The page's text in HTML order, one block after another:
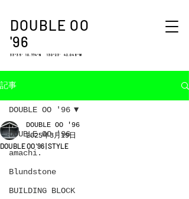
DOUBLE OO
'96
33°35′ 10.774″N 130°23′ 42.048″W
記事
DOUBLE OO '96
amachi.
Blundstone
BUILDING BLOCK
DOUBLE OO '96
DOUBLE OO '96 | STYLE
DOUBLE OO '96
2025年3月19日